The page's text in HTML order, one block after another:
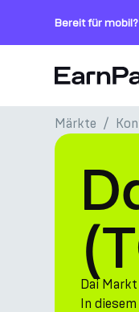
Bereit für mobil?
Startseite
Märkte
Dai
In